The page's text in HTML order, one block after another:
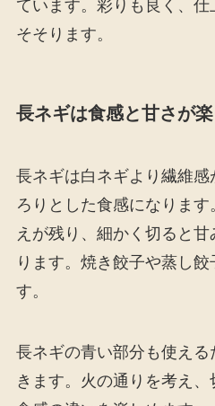
ています。彩りも良く、
そそります。
長ネギは食感と甘さが
長ネギは白ネギより繊維感
ろりとした食感になりま
えが残り、細かく切ると
ります。焼き餃子や蒸し
す。
長ネギの青い部分も使え
きます。火の通りを考え